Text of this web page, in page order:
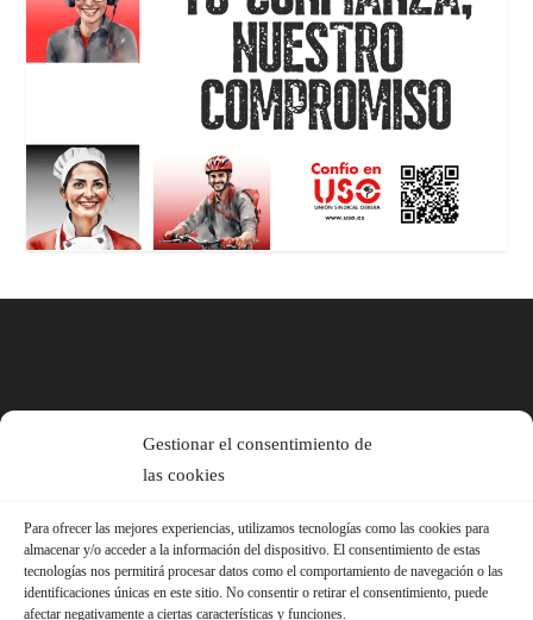
Gestionar el consentimiento de
las cookies
Para ofrecer las mejores experiencias, utilizamos tecnologías como las cookies para
almacenar y/o acceder a la información del dispositivo. El consentimiento de estas
tecnologías nos permitirá procesar datos como el comportamiento de navegación o las
identificaciones únicas en este sitio. No consentir o retirar el consentimiento, puede
afectar negativamente a ciertas características y funciones.